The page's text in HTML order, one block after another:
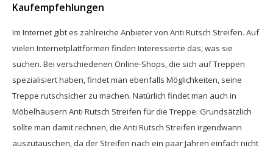
Kaufempfehlungen
Im Internet gibt es zahlreiche Anbieter von Anti Rutsch Streifen. Auf
vielen Internetplattformen finden Interessierte das, was sie
suchen. Bei verschiedenen Online-Shops, die sich auf Treppen
spezialisiert haben, findet man ebenfalls Möglichkeiten, seine
Treppe rutschsicher zu machen. Natürlich findet man auch in
Möbelhäusern Anti Rutsch Streifen für die Treppe. Grundsätzlich
sollte man damit rechnen, die Anti Rutsch Streifen irgendwann
auszutauschen, da der Streifen nach ein paar Jahren einfach nicht